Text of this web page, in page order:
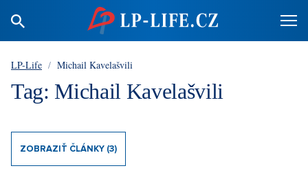
LP-Life / Michail Kavelašvili
Tag: Michail Kavelašvili
ZOBRAZIŤ ČLÁNKY (3)